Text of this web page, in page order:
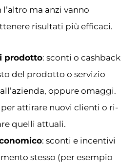
l’altro ma anzi vanno
risultati più efficaci.
prodotto: sconti o cashback
del prodotto o servizio
oppure omaggi.
attirare nuovi clienti o ri-
quelli attuali.
: sconti e incentivi
stesso (per esempio